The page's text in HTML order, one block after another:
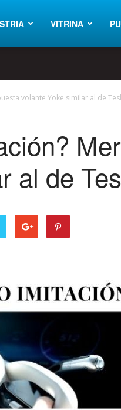
VITRINA
volante Yoke similar al de
al de